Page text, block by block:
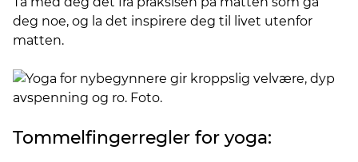
deg noe, og la det inspirere deg til livet utenfor
matten.
Tommelfingerregler for yoga: